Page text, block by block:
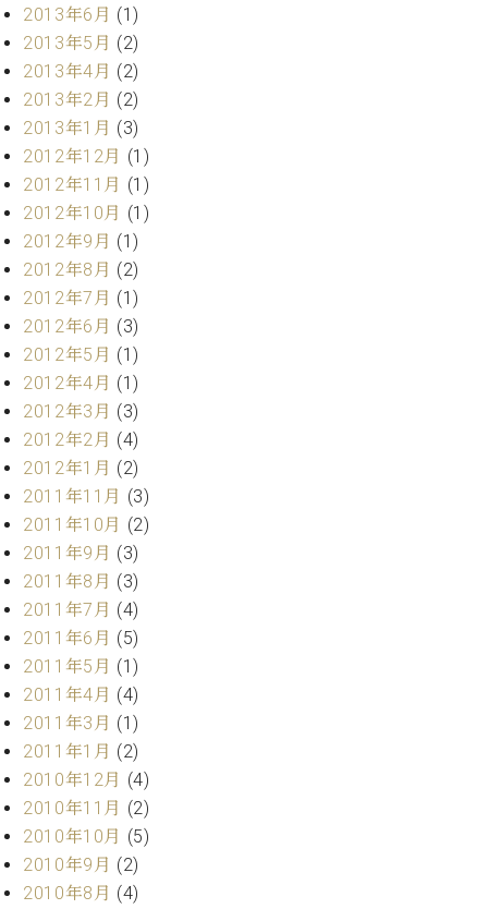
わ
せ
ア
ー
テ
ィ
ス
ト
カ
ス
タ
マ
ー
ー
ビ
ス
(
調
律
ア
タ
ー
サ
ー
ビ
ス
律)
調
律
師
紹
2013年6月 (1)
2013年5月 (2)
2013年4月 (2)
2013年2月 (2)
2013年1月 (3)
2012年12月 (1)
2012年11月 (1)
2012年10月 (1)
2012年9月 (1)
2012年8月 (2)
2012年7月 (1)
2012年6月 (3)
2012年5月 (1)
2012年4月 (1)
2012年3月 (3)
2012年2月 (4)
2012年1月 (2)
2011年11月 (3)
2011年10月 (2)
2011年9月 (3)
2011年8月 (3)
2011年7月 (4)
2011年6月 (5)
2011年5月 (1)
2011年4月 (4)
2011年3月 (1)
2011年1月 (2)
2010年12月 (4)
2010年11月 (2)
2010年10月 (5)
2010年9月 (2)
2010年8月 (4)